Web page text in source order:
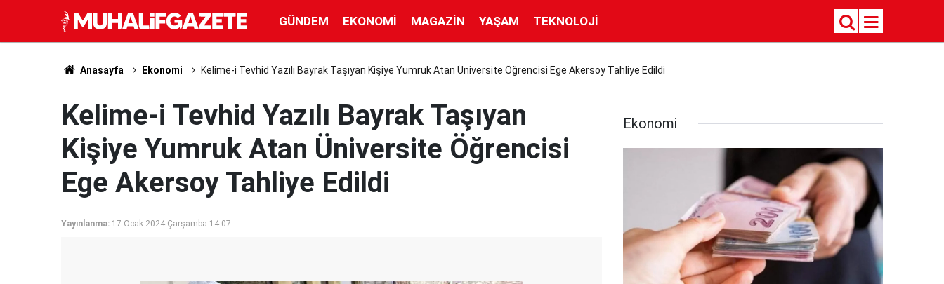
GÜNDEM EKONOMI MAGAZIN YAŞAM TEKNOLOJI
Anasayfa Ekonomi Kelime-i Tevhid Yazılı Bayrak Taşıyan Kişiye Yumruk Atan Üniversite Öğrencisi Ege Akersoy Tahliye Edildi
Kelime-i Tevhid Yazılı Bayrak Taşıyan
Kişiye Yumruk Atan Üniversite Öğrencisi
Ege Akersoy Tahliye Edildi
Yayınlanma: 17 Ocak 2024 Çarşamba 14:07
Ekonomi